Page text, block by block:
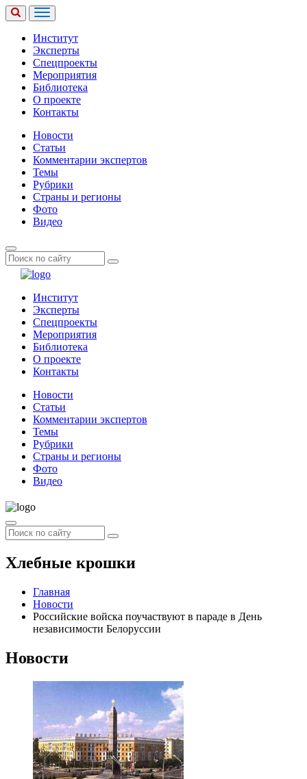
Институт
Эксперты
Спецпроекты
Мероприятия
Библиотека
О проекте
Контакты
Новости
Статьи
Комментарии экспертов
Темы
Рубрики
Страны и регионы
Фото
Видео
Институт
Эксперты
Спецпроекты
Мероприятия
Библиотека
О проекте
Контакты
Новости
Статьи
Комментарии экспертов
Темы
Рубрики
Страны и регионы
Фото
Видео
Хлебные крошки
Главная
Новости
Российские войска поучаствуют в параде в День
независимости Белоруссии
Новости